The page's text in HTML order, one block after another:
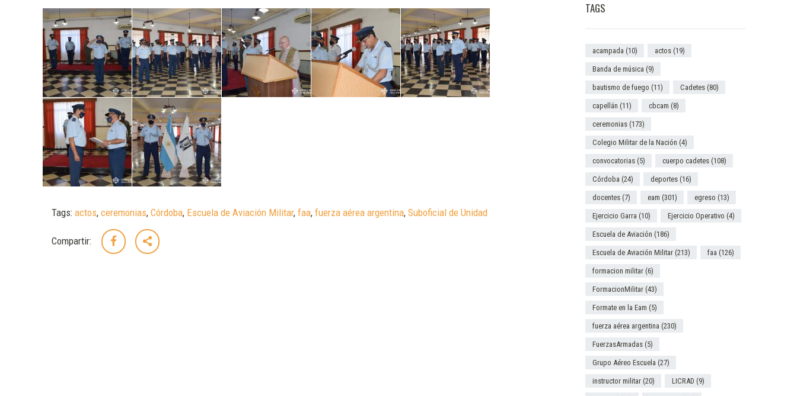
Tags: actos, ceremonias, Córdoba, Escuela de Aviación Militar, faa, fuerza aérea argentina, Suboficial de Unidad
Compartir:
TAGS
acampada (10) actos(19)
Banda de música (9)
bautismo de fuego (11) Cadetes(80)
capellán (11) cbcam (8)
ceremonias(173)
Colegio Militar de la Nación (4)
convocatorias(5) cuerpo cadetes(108)
Córdoba (24) deportes(16)
docentes(7) eam (301) egreso (13)
Ejercicio Garra (10) Ejercicio Operativo (4)
Escuela de Aviación (186)
Escuela de Aviación Militar(213) faa (126)
formacion militar(6)
FormacionMilitar(43)
Formate en la Eam (5)
fuerza aérea argentina (230)
FuerzasArmadas(5)
Grupo Aéreo Escuela (27)
instructor militar(20) LICRAD (9)